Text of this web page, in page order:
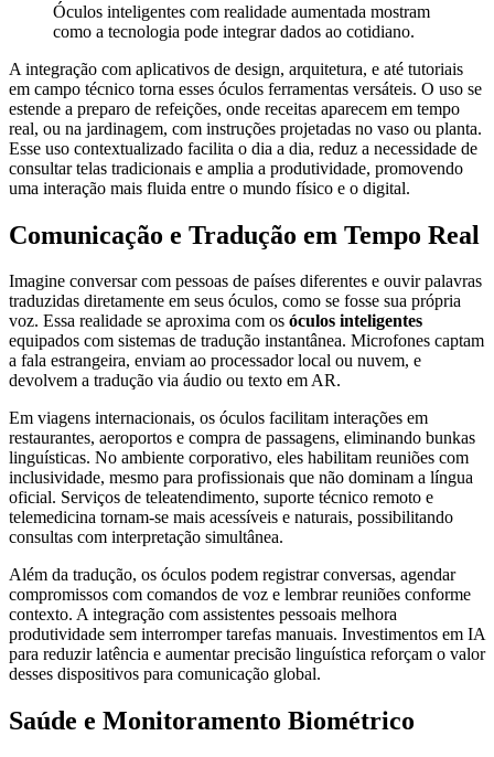
Óculos inteligentes com realidade aumentada mostram
como a tecnologia pode integrar dados ao cotidiano.
A integração com aplicativos de design, arquitetura, e até tutoriais
em campo técnico torna esses óculos ferramentas versáteis. O uso se
estende a preparo de refeições, onde receitas aparecem em tempo
real, ou na jardinagem, com instruções projetadas no vaso ou planta.
Esse uso contextualizado facilita o dia a dia, reduz a necessidade de
consultar telas tradicionais e amplia a produtividade, promovendo
uma interação mais fluida entre o mundo físico e o digital.
Comunicação e Tradução em Tempo Real
Imagine conversar com pessoas de países diferentes e ouvir palavras
traduzidas diretamente em seus óculos, como se fosse sua própria
voz. Essa realidade se aproxima com os óculos inteligentes
equipados com sistemas de tradução instantânea. Microfones captam
a fala estrangeira, enviam ao processador local ou nuvem, e
devolvem a tradução via áudio ou texto em AR.
Em viagens internacionais, os óculos facilitam interações em
restaurantes, aeroportos e compra de passagens, eliminando bunkas
linguísticas. No ambiente corporativo, eles habilitam reuniões com
inclusividade, mesmo para profissionais que não dominam a língua
oficial. Serviços de teleatendimento, suporte técnico remoto e
telemedicina tornam-se mais acessíveis e naturais, possibilitando
consultas com interpretação simultânea.
Além da tradução, os óculos podem registrar conversas, agendar
compromissos com comandos de voz e lembrar reuniões conforme
contexto. A integração com assistentes pessoais melhora
produtividade sem interromper tarefas manuais. Investimentos em IA
para reduzir latência e aumentar precisão linguística reforçam o valor
desses dispositivos para comunicação global.
Saúde e Monitoramento Biométrico